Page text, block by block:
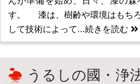
す。 漆は、樹齢や環境はもち
して技術によって...続きを読む
うるしの國・浄